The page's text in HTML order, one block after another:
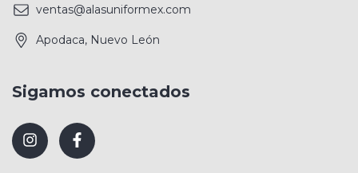
ventas@alasuniformex.com
Apodaca, Nuevo León
Sigamos conectados